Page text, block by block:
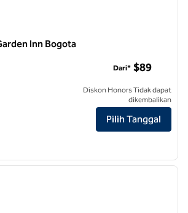
Inn Bogota
Bandara Hilton Garden Inn Bogota
Dari* $89
Diskon Honors Tidak dapat
dikembalikan
Pilih Tanggal